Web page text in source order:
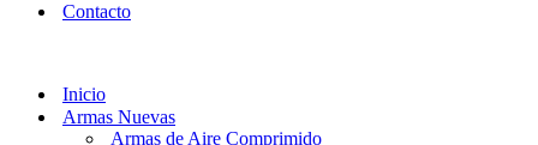
Contacto
Inicio
Armas Nuevas
Armas de Aire Comprimido